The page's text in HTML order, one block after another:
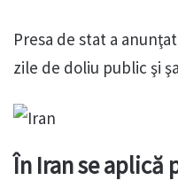
Presa de stat a
zile de doliu public şi
În Iran se aplică